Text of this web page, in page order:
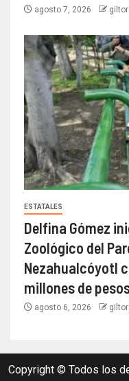
agosto 7, 2026
ESTATALES
Delfina Gómez
Zoológico del
Nezahualcóyotl
millones de
agosto 6, 2026
Copyright © Todos los